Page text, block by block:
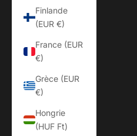
Finlande
(EUR €)
France (EUR
€)
Grèce (EUR
€)
Hongrie
(HUF Ft)